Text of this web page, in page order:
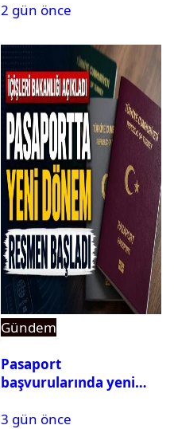
2 gün önce
Gündem
Pasaport
başvurularında yeni
3 gün önce